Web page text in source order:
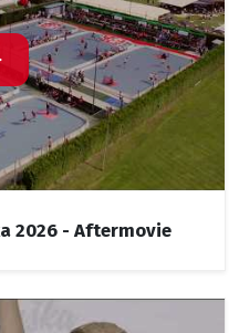
2026 - Aftermovie